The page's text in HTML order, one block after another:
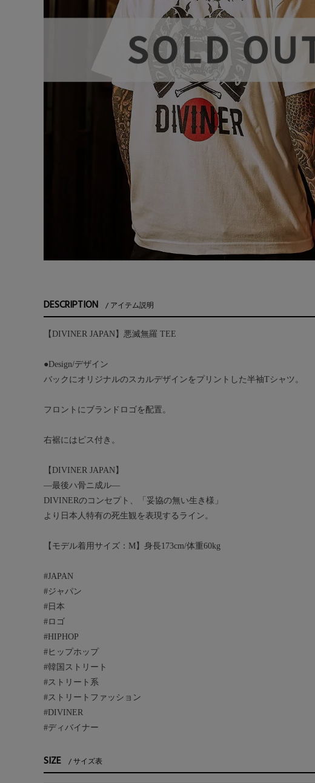
DESCRIPTION アイテム説明
【DIVINER JAPAN】悪滅無羅 TEE
●Design/デザイン
バックにオリジナルのスカルデザインをプリントした半袖Tシャツ。
フロントにブランドロゴを配置。
右裾にはピス付き。
【DIVINER JAPAN】
―最後ハ骨ニ成ル―
DIVINERのコンセプト、「妥協の無い生き様」
より日本人特有の死生観を表現するライン。
【モデル着用サイズ：M】身長173cm/体重60kg
#JAPAN
#ジャパン
#日本
#ロゴ
#HIPHOP
#ヒップホップ
#韓国ストリート
#ストリート系
#ストリートファッション
#DIVINER
#ディバイナー
SIZE サイズ表